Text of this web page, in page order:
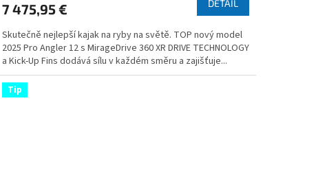
rating
4,6
out
of
5
stars.
7 475,95 € DETAIL
Skutečně nejlepší kajak na ryby na světě. TOP nový model
2025 Pro Angler 12 s MirageDrive 360 XR DRIVE TECHNOLOGY
a Kick-Up Fins dodává sílu v každém směru a zajišťuje...
Tip